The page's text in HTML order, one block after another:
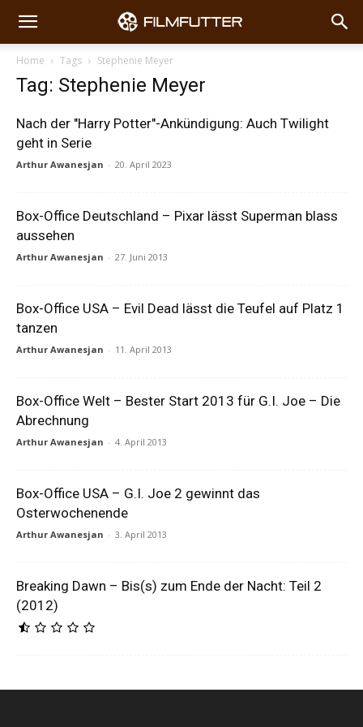
Home Tags Stephenie Meyer
Tag: Stephenie Meyer
Nach der "Harry Potter"-Ankündigung: Auch Twilight
geht in Serie
Arthur Awanesjan - 20. April 2023
Box-Office Deutschland – Pixar lässt Superman blass
aussehen
Arthur Awanesjan - 27. Juni 2013
Box-Office USA – Evil Dead lässt die Teufel auf Platz 1
tanzen
Arthur Awanesjan - 11. April 2013
Box-Office Welt – Bester Start 2013 für G.I. Joe – Die
Abrechnung
Arthur Awanesjan - 4. April 2013
Box-Office USA – G.I. Joe 2 gewinnt das
Osterwochenende
Arthur Awanesjan - 3. April 2013
Breaking Dawn – Bis(s) zum Ende der Nacht: Teil 2
(2012)